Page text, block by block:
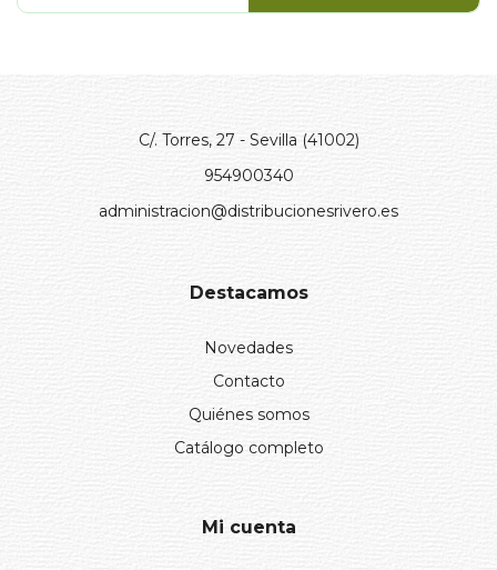
C/. Torres, 27 - Sevilla (41002)
954900340
administracion@distribucionesrivero.es
Destacamos
Novedades
Contacto
Quiénes somos
Catálogo completo
Mi cuenta